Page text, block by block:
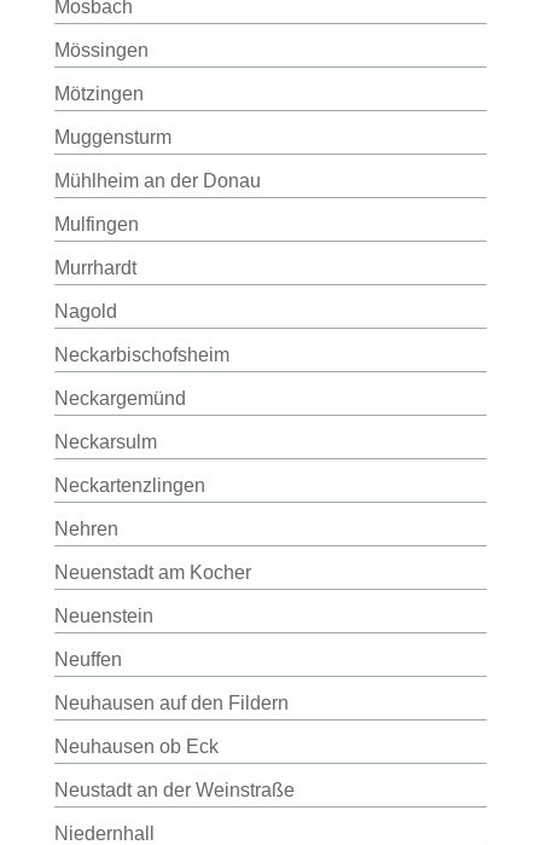
Mosbach
Mössingen
Mötzingen
Muggensturm
Mühlheim an der Donau
Mulfingen
Murrhardt
Nagold
Neckarbischofsheim
Neckargemünd
Neckarsulm
Neckartenzlingen
Nehren
Neuenstadt am Kocher
Neuenstein
Neuffen
Neuhausen auf den Fildern
Neuhausen ob Eck
Neustadt an der Weinstraße
Niedernhall